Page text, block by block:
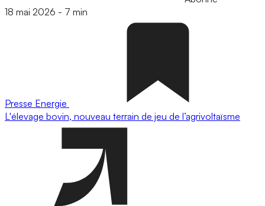
18 mai 2026 - 7 min
Presse Energie
L'élevage bovin, nouveau terrain de jeu de l’agrivoltaïsme